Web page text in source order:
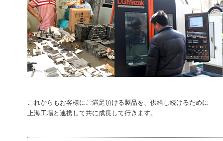
これからもお客様にご満足頂ける製品を、供給し続けるために
上海工場と連携して共に成長して行きます。